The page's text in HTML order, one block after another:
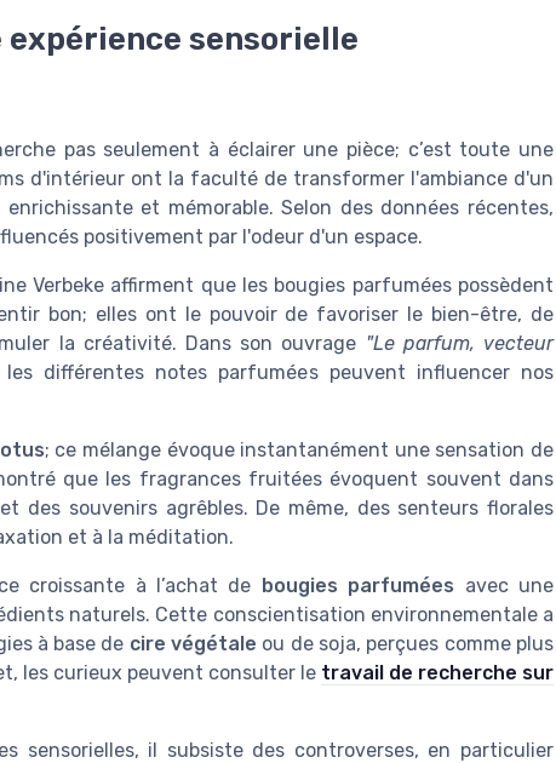
expérience sensorielle
pas seulement à éclairer une pièce; c’est toute une
d'intérieur ont la faculté de transformer l'ambiance d'un
et mémorable. Selon des données récentes,
positivement par l'odeur d'un espace.
Verbeke affirment que les bougies parfumées possèdent
bon; elles ont le pouvoir de favoriser le bien-être, de
la créativité. Dans son ouvrage "Le parfum, vecteur
différentes notes parfumées peuvent influencer nos
; ce mélange évoque instantanément une sensation de
que les fragrances fruitées évoquent souvent dans
des souvenirs agrêbles. De même, des senteurs florales
et à la méditation.
croissante à l’achat de bougies parfumées avec une
naturels. Cette conscientisation environnementale a
à base de cire végétale ou de soja, perçues comme plus
les curieux peuvent consulter le travail de recherche sur
sensorielles, il subsiste des controverses, en particulier